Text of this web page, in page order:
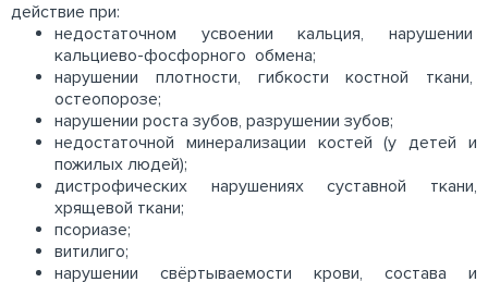
действие при:
недостаточном усвоении кальция, нарушении
кальциево-фосфорного обмена;
нарушении плотности, гибкости костной ткани,
остеопорозе;
нарушении роста зубов, разрушении зубов;
недостаточной минерализации костей (у детей и
пожилых людей);
дистрофических нарушениях суставной ткани,
хрящевой ткани;
псориазе;
витилиго;
нарушении свёртываемости крови, состава и